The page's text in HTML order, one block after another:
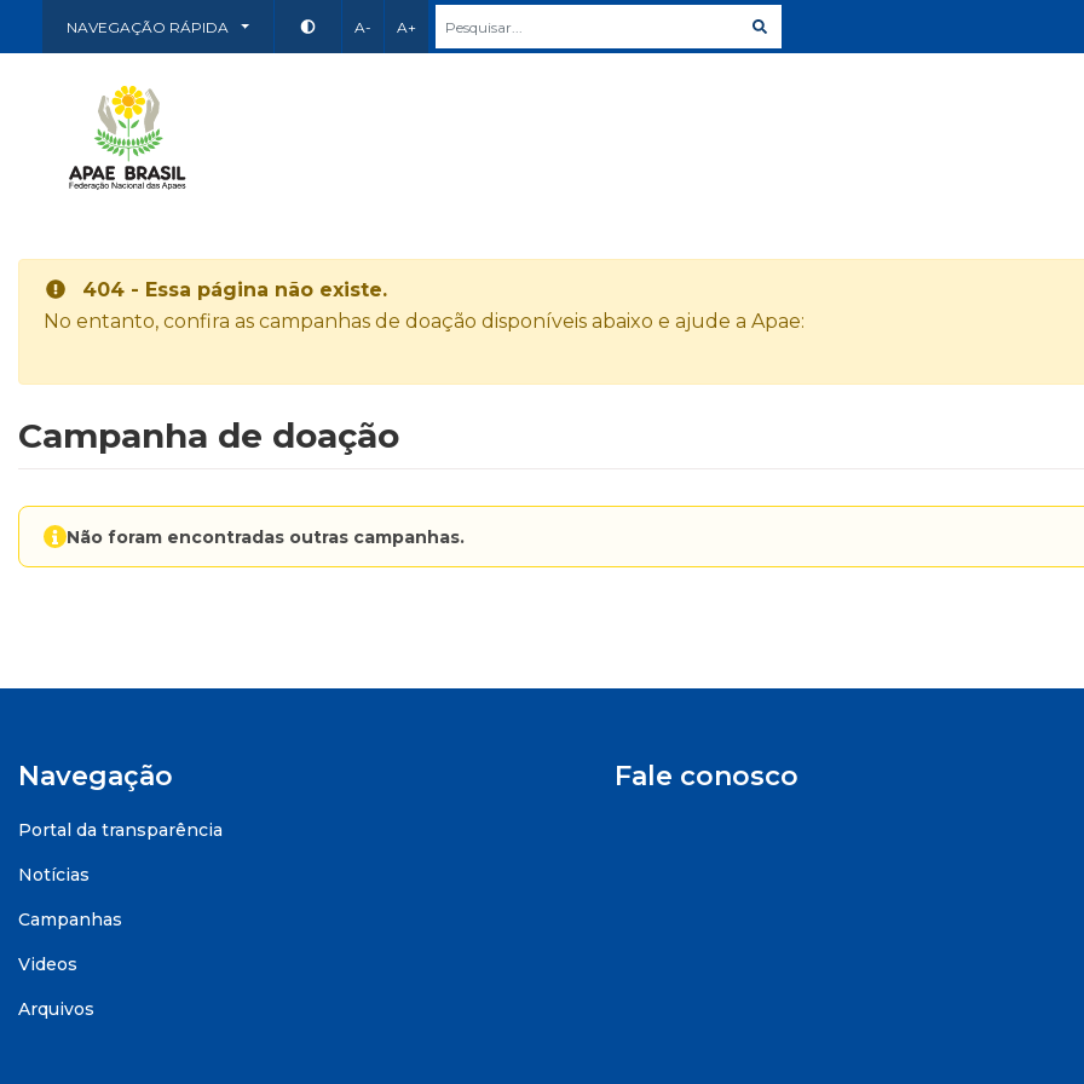
NAVEGAÇÃO RÁPIDA A- A+
404 - Essa página não existe.
No entanto, confira as campanhas de doação disponíveis abaixo e ajude a Apae:
Campanha de doação
Não foram encontradas outras campanhas.
Navegação
Portal da transparência
Notícias
Campanhas
Videos
Arquivos
Fale conosco